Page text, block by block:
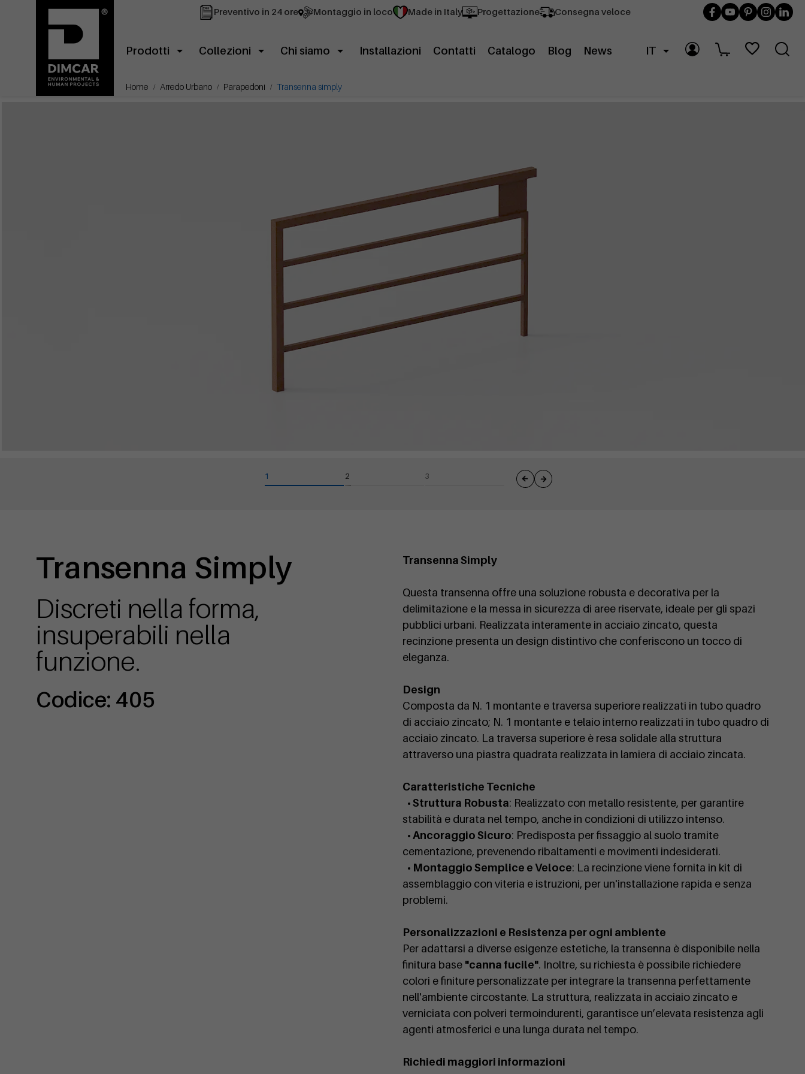
Preventivo in 24 ore Montaggio in loco Made in Italy Progettazione Consegna veloce
Prodotti Collezioni Chi siamo Installazioni Contatti Catalogo Blog News IT
Home Arredo Urbano Parapedoni Transenna simply
Transenna Simply
Discreti nella forma,
insuperabili nella
funzione.
Codice: 405
Transenna Simply
Questa transenna offre una soluzione robusta e decorativa per la
delimitazione e la messa in sicurezza di aree riservate, ideale per gli spazi
pubblici urbani. Realizzata interamente in acciaio zincato, questa
recinzione presenta un design distintivo che conferiscono un tocco di
eleganza.
Design
Composta da N. 1 montante e traversa superiore realizzati in tubo quadro
di acciaio zincato; N. 1 montante e telaio interno realizzati in tubo quadro di
acciaio zincato. La traversa superiore è resa solidale alla struttura
attraverso una piastra quadrata realizzata in lamiera di acciaio zincata.
Caratteristiche Tecniche
• Struttura Robusta: Realizzato con metallo resistente, per garantire
stabilità e durata nel tempo, anche in condizioni di utilizzo intenso.
• Ancoraggio Sicuro: Predisposta per fissaggio al suolo tramite
cementazione, prevenendo ribaltamenti e movimenti indesiderati.
• Montaggio Semplice e Veloce: La recinzione viene fornita in kit di
assemblaggio con viteria e istruzioni, per un'installazione rapida e senza
problemi.
Personalizzazioni e Resistenza per ogni ambiente
Per adattarsi a diverse esigenze estetiche, la transenna è disponibile nella
finitura base "canna fucile". Inoltre, su richiesta è possibile richiedere
colori e finiture personalizzate per integrare la transenna perfettamente
nell'ambiente circostante. La struttura, realizzata in acciaio zincato e
verniciata con polveri termoindurenti, garantisce un’elevata resistenza agli
agenti atmosferici e una lunga durata nel tempo.
Richiedi maggiori informazioni